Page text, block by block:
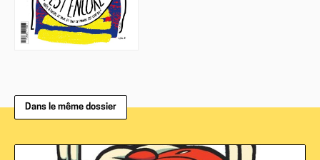
Dans le même dossier